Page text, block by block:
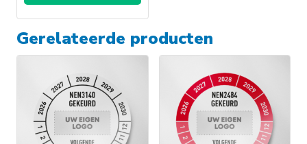
Gerelateerde producten